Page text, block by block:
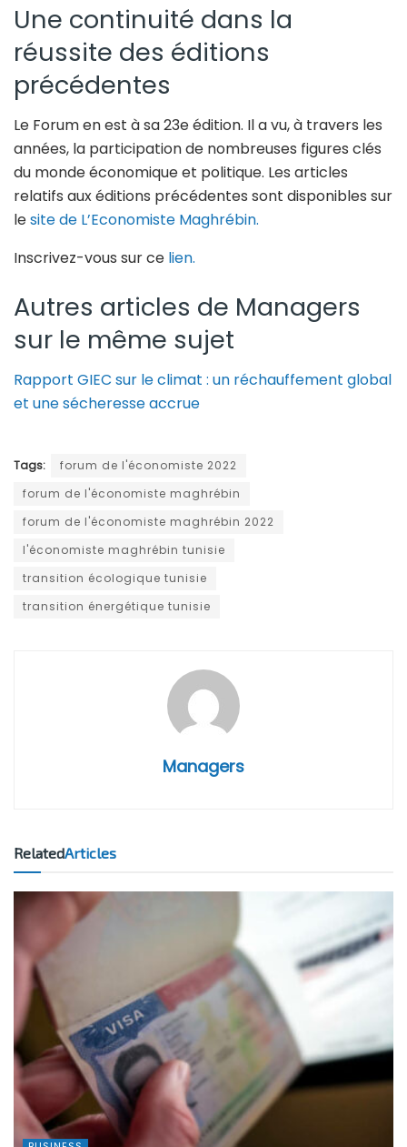
Une continuité dans la
réussite des éditions
précédentes
Le Forum en est à sa 23e édition. Il a vu, à travers les
années, la participation de nombreuses figures clés
du monde économique et politique. Les articles
relatifs aux éditions précédentes sont disponibles sur
lesite de L’Economiste Maghrébin.
Inscrivez-vous sur ce lien.
Autres articles de Managers
sur le même sujet
Rapport GIEC sur le climat : un réchauffement global
et une sécheresse accrue
Tags:
forum de l'économiste 2022
forum de l'économiste maghrébin
forum de l'économiste maghrébin 2022
l'économiste maghrébin tunisie
transition écologique tunisie
transition énergétique tunisie
Managers
RelatedArticles